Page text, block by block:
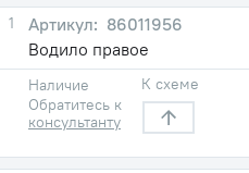
1
86011956
Водило правое
Наличие
Обратитесь к
консультанту
К схеме